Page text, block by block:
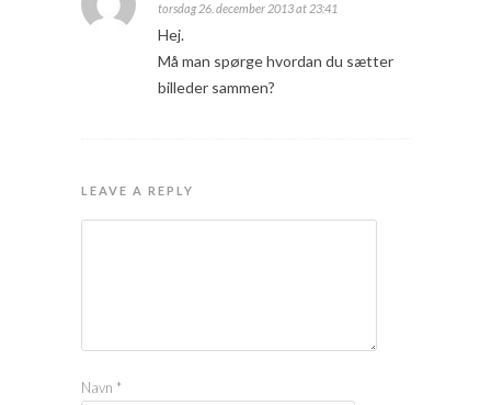
torsdag 26. december 2013 at 23:41
Hej.
Må man spørge hvordan du sætter
billeder sammen?
LEAVE A REPLY
Navn *